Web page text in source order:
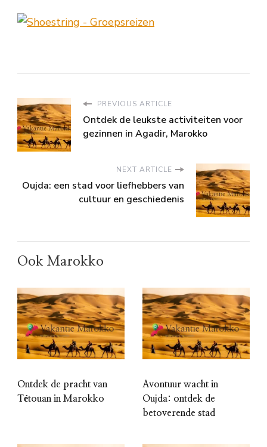
PREVIOUS ARTICLE
Ontdek de leukste activiteiten voor
gezinnen in Agadir, Marokko
NEXT ARTICLE
Oujda: een stad voor liefhebbers van
cultuur en geschiedenis
Ook Marokko
Ontdek de pracht van
Tétouan in Marokko
Avontuur wacht in
Oujda: ontdek de
betoverende stad